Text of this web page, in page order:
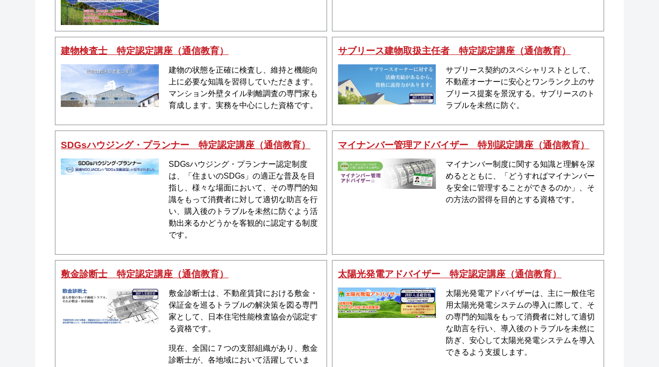
建物検査士 特定認定講座（通信教育）
建物の状態を正確に検査し、維持と機能向
上に必要な知識を習得していただきます。
マンション外壁タイル剥離調査の専門家も
育成します。実務を中心にした資格です。
サブリース建物取扱主任者 特定認定講座（通信教育）
サブリース契約のスペシャリストとして、
不動産オーナーに安心とワンランク上のサ
ブリース提案を景況する。サブリースのト
ラブルを未然に防ぐ。
SDGsハウジング・プランナー 特定認定講座（通信教育）
SDGsハウジング・プランナー認定制度
は、「住まいのSDGs」の適正な普及を目
指し、様々な場面において、その専門的知
識をもって消費者に対して適切な助言を行
い、購入後のトラブルを未然に防ぐよう活
動出来るかどうかを客観的に認定する制度
です。
マイナンバー管理アドバイザー 特別認定講座（通信教育）
マイナンバー制度に関する知識と理解を深
めるとともに、「どうすればマイナンバー
を安全に管理することができるのか」、そ
の方法の習得を目的とする資格です。
敷金診断士 特定認定講座（通信教育）
敷金診断士は、不動産賃貸における敷金・
保証金を巡るトラブルの解決策を図る専門
家として、日本住宅性能検査協会が認定す
る資格です。
現在、全国に７つの支部組織があり、敷金
診断士が、各地域において活躍していま
太陽光発電アドバイザー 特定認定講座（通信教育）
太陽光発電アドバイザーは、主に一般住宅
用太陽光発電システムの導入に際して、そ
の専門的知識をもって消費者に対して適切
な助言を行い、導入後のトラブルを未然に
防ぎ、安心して太陽光発電システムを導入
できるよう支援します。